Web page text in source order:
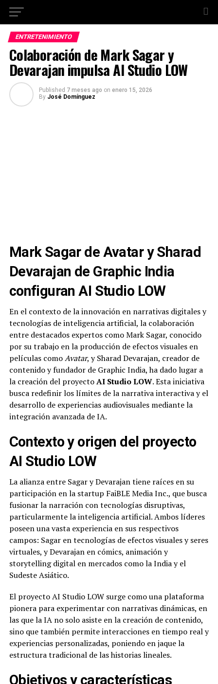
ENTRETENIMIENTO
Colaboración de Mark Sagar y
Devarajan impulsa AI Studio LOW
Published 7 meses ago on enero 15, 2026
By José Domínguez
Mark Sagar de Avatar y Sharad
Devarajan de Graphic India
configuran AI Studio LOW
En el contexto de la innovación en narrativas digitales y
tecnologías de inteligencia artificial, la colaboración
entre destacados expertos como Mark Sagar, conocido
por su trabajo en la producción de efectos visuales en
películas comoAvatar, y Sharad Devarajan, creador de
contenido y fundador de Graphic India, ha dado lugar a
la creación del proyectoAI Studio LOW. Esta iniciativa
busca redefinir los límites de la narrativa interactiva y el
desarrollo de experiencias audiovisuales mediante la
integración avanzada de IA.
Contexto y origen del proyecto
AI Studio LOW
La alianza entre Sagar y Devarajan tiene raíces en su
participación en la startup FaiBLE Media Inc., que busca
fusionar la narración con tecnologías disruptivas,
particularmente la inteligencia artificial. Ambos líderes
poseen una vasta experiencia en sus respectivos
campos: Sagar en tecnologías de efectos visuales y seres
virtuales, y Devarajan en cómics, animación y
storytelling digital en mercados como la India y el
Sudeste Asiático.
El proyecto AI Studio LOW surge como una plataforma
pionera para experimentar con narrativas dinámicas, en
las que la IA no solo asiste en la creación de contenido,
sino que también permite interacciones en tiempo real y
experiencias personalizadas, poniendo en jaque la
estructura tradicional de las historias lineales.
Objetivos y características